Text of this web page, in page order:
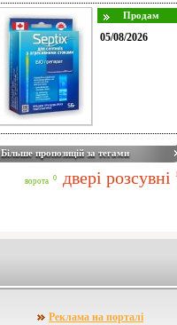
05/08/2026
Більше пропозицій за тегами
ворота 0 двері розсувні
Реклама на порталі